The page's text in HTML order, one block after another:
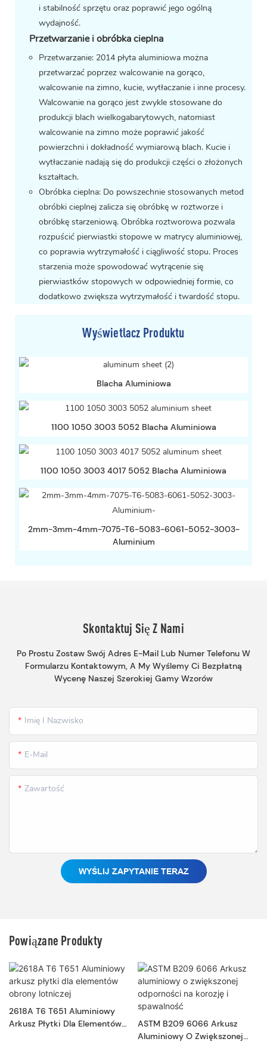
i stabilność sprzętu oraz poprawić jego ogólną
wydajność.
Przetwarzanie i obróbka cieplna
Przetwarzanie: 2014 płyta aluminiowa można
przetwarzać poprzez walcowanie na gorąco,
walcowanie na zimno, kucie, wytłaczanie i inne procesy.
Walcowanie na gorąco jest zwykle stosowane do
produkcji blach wielkogabarytowych, natomiast
walcowanie na zimno może poprawić jakość
powierzchni i dokładność wymiarową blach. Kucie i
wytłaczanie nadają się do produkcji części o złożonych
kształtach.
Obróbka cieplna: Do powszechnie stosowanych metod
obróbki cieplnej zalicza się obróbkę w roztworze i
obróbkę starzeniową. Obróbka roztworowa pozwala
rozpuścić pierwiastki stopowe w matrycy aluminiowej,
co poprawia wytrzymałość i ciągliwość stopu. Proces
starzenia może spowodować wytrącenie się
pierwiastków stopowych w odpowiedniej formie, co
dodatkowo zwiększa wytrzymałość i twardość stopu.
Wyświetlacz Produktu
Blacha Aluminiowa
1100 1050 3003 5052 Blacha Aluminiowa
1100 1050 3003 4017 5052 Blacha Aluminiowa
2mm-3mm-4mm-7075-T6-5083-6061-5052-3003-
Aluminium
Skontaktuj Się Z Nami
Po Prostu Zostaw Swój Adres E-Mail Lub Numer Telefonu W
Formularzu Kontaktowym, A My Wyślemy Ci Bezpłatną
Wycenę Naszej Szerokiej Gamy Wzorów
Imię I Nazwisko
E-Mail
Zawartość
WYŚLIJ ZAPYTANIE TERAZ
Powiązane Produkty
2618A T6 T651 Aluminiowy
Arkusz Płytki Dla Elementów
ASTM B209 6066 Arkusz
Aluminiowy O Zwiększonej